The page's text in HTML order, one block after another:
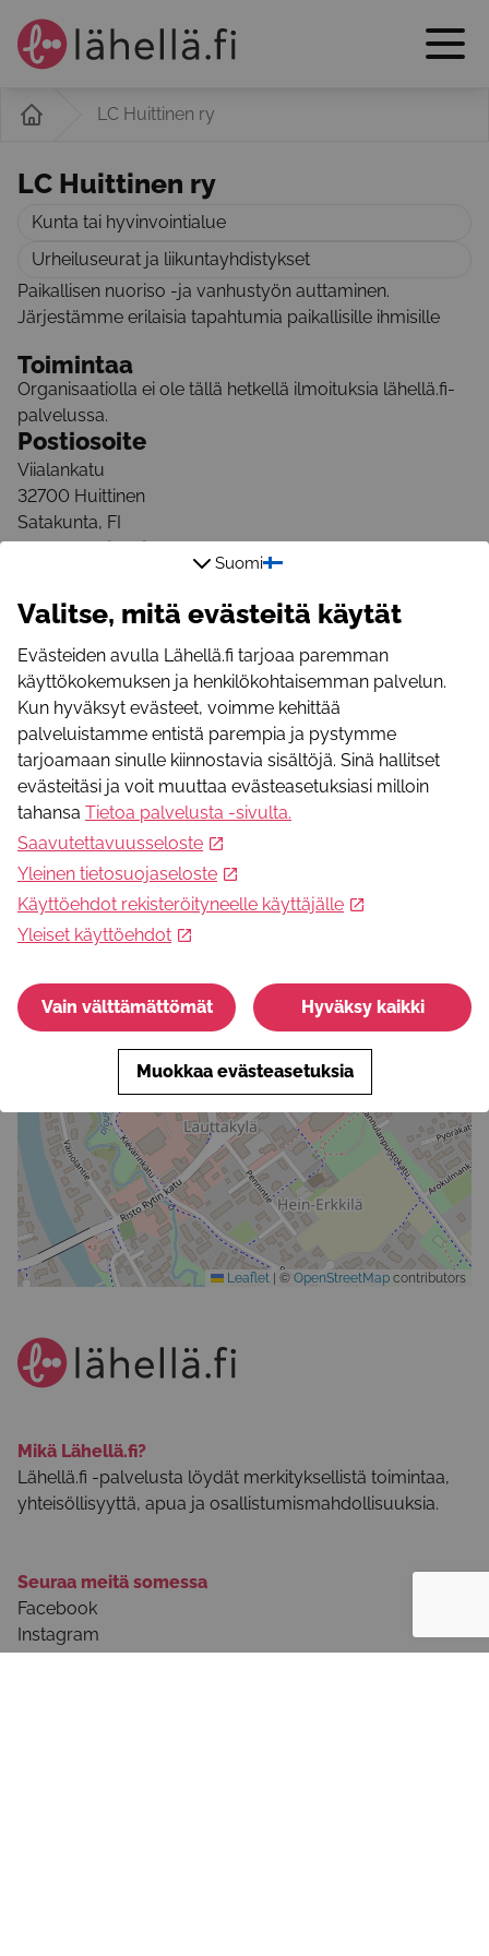
LC Huittinen ry
LC Huittinen ry
Kunta tai hyvinvointialue
Urheiluseurat ja liikuntayhdistykset
Paikallisen nuoriso -ja vanhustyön auttaminen.
Järjestämme erilaisia tapahtumia paikallisille ihmisille
Toimintaa
Organisaatiolla ei ole tällä hetkellä ilmoituksia lähellä.fi-
palvelussa.
Postiosoite
Viialankatu
32700 Huittinen
Satakunta, FI
Sähköpostiosoite
+
−
Leaflet © OpenStreetMap contributors
Mikä Lähellä.fi?
Lähellä.fi -palvelusta löydät merkityksellistä toimintaa,
yhteisöllisyyttä, apua ja osallistumismahdollisuuksia.
Seuraa meitä somessa
Facebook
Instagram
Suomi
Valitse, mitä evästeitä käytät
Evästeiden avulla Lähellä.fi tarjoaa paremman
käyttökokemuksen ja henkilökohtaisemman palvelun.
Kun hyväksyt evästeet, voimme kehittää
palveluistamme entistä parempia ja pystymme
tarjoamaan sinulle kiinnostavia sisältöjä. Sinä hallitset
evästeitäsi ja voit muuttaa evästeasetuksiasi milloin
tahansa Tietoa palvelusta -sivulta.
Saavutettavuusseloste
Yleinen tietosuojaseloste
Käyttöehdot rekisteröityneelle käyttäjälle
Yleiset käyttöehdot
Vain välttämättömät Hyväksy kaikki
Muokkaa evästeasetuksia